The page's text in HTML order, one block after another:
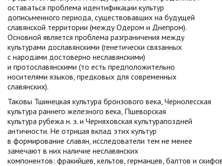
оставаться проблема идентификации культур
дописьменного периода, существовавших на будущей
славянской территории (между Одером и Днепром).
Основной является проблема разграничения между
культурами дославянскими (генетически связанных
с народами достоверно неславянскими)
и протославянскими (то есть предположительно
носителями языков, предковых для современных
славянских).
Таковы Тшинецкая культура бронзового века, Чернолесская
культура раннего железного века, Пшеворская
культура рубежа н. э. и Черняховская культурапоздней
античности. Не отрицая вклад этих культур
в формирование славян, исследователи тем не менее
замечают в них наличие неславянских
компонентов: фракийцев, кельтов, германцев, балтов и